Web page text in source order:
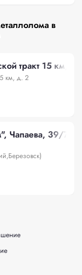
в
тракт 15 км, д.
км, д. 2
39/